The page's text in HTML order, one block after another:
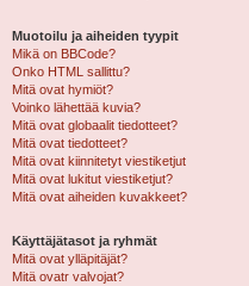
Muotoilu ja aiheiden tyypit
Mikä on BBCode?
Onko HTML sallittu?
Mitä ovat hymiöt?
Voinko lähettää kuvia?
Mitä ovat globaalit tiedotteet?
Mitä ovat tiedotteet?
Mitä ovat kiinnitetyt viestiketjut
Mitä ovat lukitut viestiketjut?
Mitä ovat aiheiden kuvakkeet?
Käyttäjätasot ja ryhmät
Mitä ovat ylläpitäjät?
Mitä ovatr valvojat?